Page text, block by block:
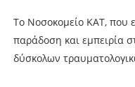
Το Νοσοκομείο ΚΑΤ, που
παράδοση και εμπειρία
δύσκολων